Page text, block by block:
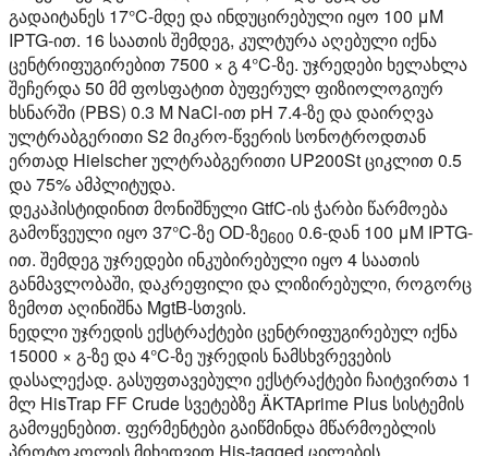
გადაიტანეს 17°C-მდე და ინდუცირებული იყო 100 μM
IPTG-ით. 16 საათის შემდეგ, კულტურა აღებული იქნა
ცენტრიფუგირებით 7500 × გ 4°C-ზე. უჯრედები ხელახლა
შეჩერდა 50 მმ ფოსფატით ბუფერულ ფიზიოლოგიურ
ხსნარში (PBS) 0.3 M NaCl-ით pH 7.4-ზე და დაირღვა
ულტრაბგერითი S2 მიკრო-წვერის სონოტროდთან
ერთად Hielscher ულტრაბგერითი UP200St ციკლით 0.5
და 75% ამპლიტუდა.
დეკაჰისტიდინით მონიშნული GtfC-ის ჭარბი წარმოება
გამოწვეული იყო 37°C-ზე OD-ზე600 0.6-დან 100 μM IPTG-
ით. შემდეგ უჯრედები ინკუბირებული იყო 4 საათის
განმავლობაში, დაკრეფილი და ლიზირებული, როგორც
ზემოთ აღინიშნა MgtB-სთვის.
ნედლი უჯრედის ექსტრაქტები ცენტრიფუგირებულ იქნა
15000 × გ-ზე და 4°C-ზე უჯრედის ნამსხვრევების
დასალექად. გასუფთავებული ექსტრაქტები ჩაიტვირთა 1
მლ HisTrap FF Crude სვეტებზე ÄKTAprime Plus სისტემის
გამოყენებით. ფერმენტები გაიწმინდა მწარმოებლის
პროტოკოლის მიხედვით His-tagged ცილების